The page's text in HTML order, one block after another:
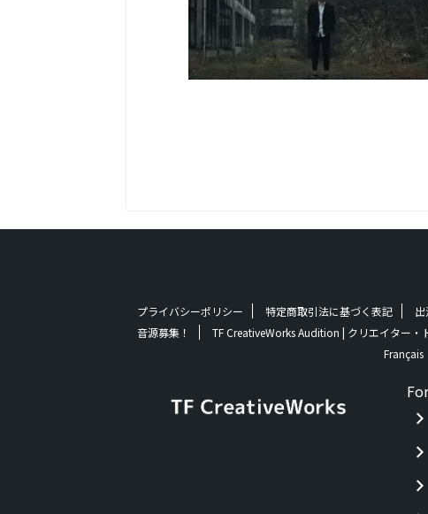
プライバシーポリシー 特定商取引法に基づく表記
音源募集！
TF CreativeWorks Audition | クリエイター・
Français